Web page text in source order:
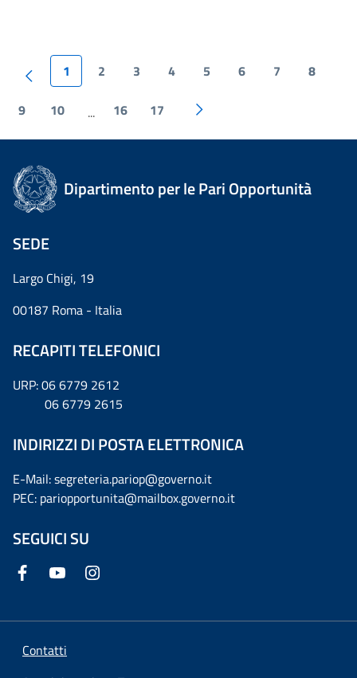
1 2 3 4 5 6 7 8
9 10 ... 16 17
Dipartimento per le Pari Opportunità
SEDE
Largo Chigi, 19
00187 Roma - Italia
RECAPITI TELEFONICI
URP: 06 6779 2612
06 6779 2615
INDIRIZZI DI POSTA ELETTRONICA
E-Mail: segreteria.pariop@governo.it
PEC: pariopportunita@mailbox.governo.it
SEGUICI SU
Contatti